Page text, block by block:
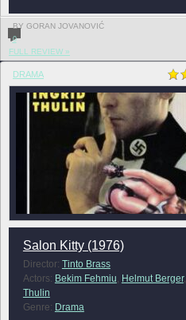
BY GORAN JOVANOVIĆ
0
FULL REVIEW »
DRAMA
Salon Kitty (1976)
Director: Tinto Brass
Actors: Bekim Fehmiu, Helmut Berger,
Thulin
Genre: Drama